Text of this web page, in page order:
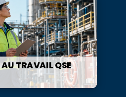
AU TRAVAIL QSE